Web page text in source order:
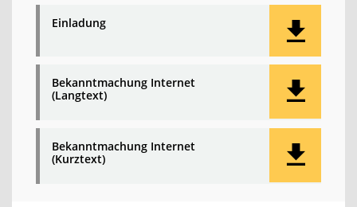
Einladung
Bekanntmachung Internet
(Langtext)
Bekanntmachung Internet
(Kurztext)